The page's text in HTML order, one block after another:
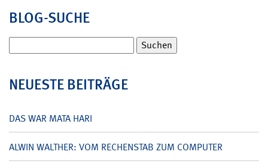
BLOG-SUCHE
nach:
NEUESTE BEITRÄGE
DAS WAR MATA HARI
ALWIN WALTHER: VOM RECHENSTAB ZUM COMPUTER